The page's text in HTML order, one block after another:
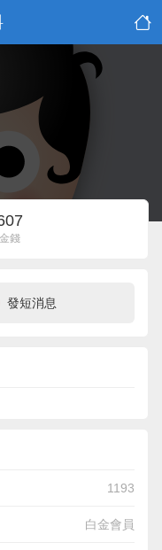
金錢
發短消息
1193
白金會員